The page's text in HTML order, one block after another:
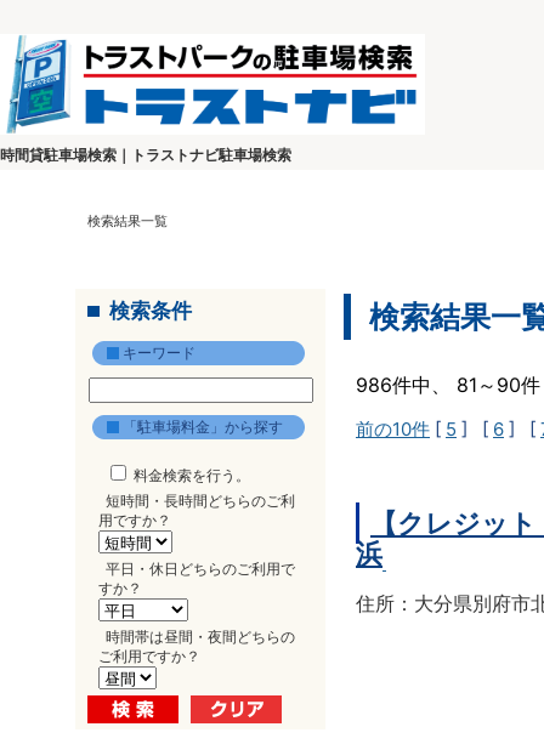
時間貸駐車場検索｜トラストナビ駐車場検索
検索結果一覧
検索条件
キーワード
「駐車場料金」から探す
料金検索を行う。
短時間・長時間どちらのご利
用ですか？
平日・休日どちらのご利用で
すか？
時間帯は昼間・夜間どちらの
ご利用ですか？
検索結果一
986件中、 81～90
前の10件 [ 5 ] [ 6 ] [
【クレジッ
浜
住所：大分県別府市